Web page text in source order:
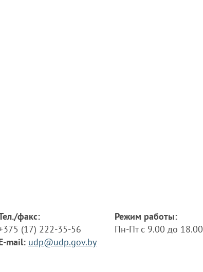
факс:
(17) 222-35-56
mail: udp@udp.gov.by
Режим работы:
Пн-Пт с 9.00 до 18.00